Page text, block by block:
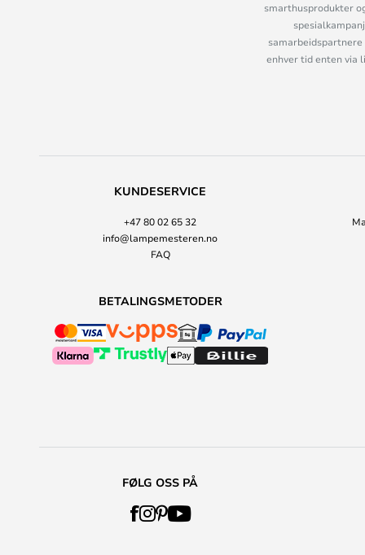
smarthusprodukter
enhver tid enten via
KUNDESERVICE
+47 80 02 65 32
info@lampemesteren.no
FAQ
BETALINGSMETODER
FØLG OSS PÅ